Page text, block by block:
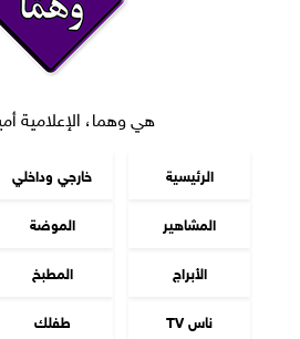
هي وهما، الإعلامية
الرئيسية خارجي وداخلي
المشاهير
الموضة
الأبراج
المطبخ
ناس TV
طفلك